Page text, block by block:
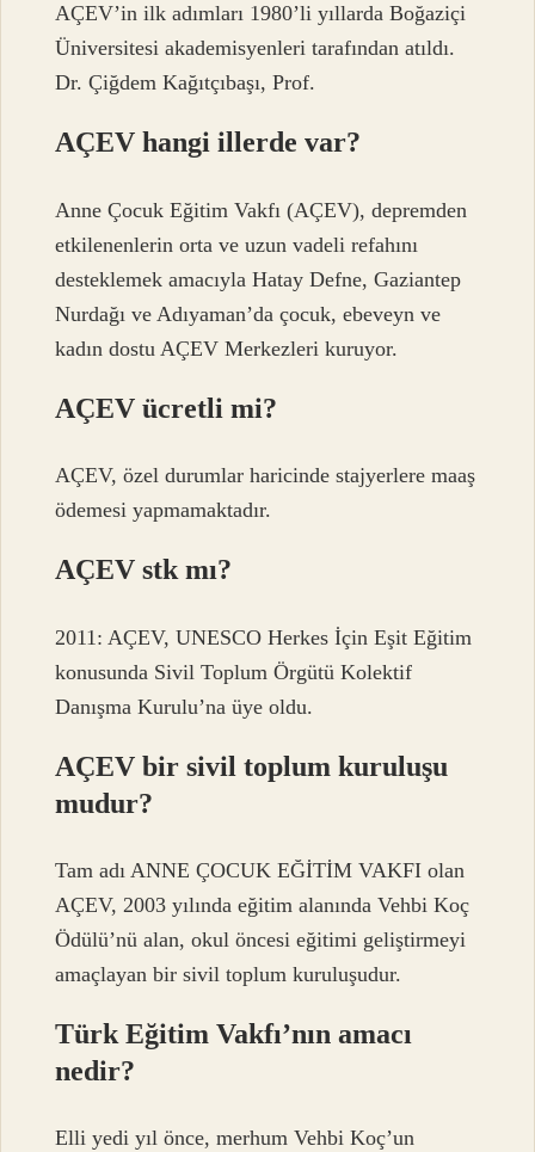
AÇEV’in ilk adımları 1980’li yıllarda Boğaziçi
Üniversitesi akademisyenleri tarafından atıldı.
Dr. Çiğdem Kağıtçıbaşı, Prof.
AÇEV hangi illerde var?
Anne Çocuk Eğitim Vakfı (AÇEV), depremden
etkilenenlerin orta ve uzun vadeli refahını
desteklemek amacıyla Hatay Defne, Gaziantep
Nurdağı ve Adıyaman’da çocuk, ebeveyn ve
kadın dostu AÇEV Merkezleri kuruyor.
AÇEV ücretli mi?
AÇEV, özel durumlar haricinde stajyerlere maaş
ödemesi yapmamaktadır.
AÇEV stk mı?
2011: AÇEV, UNESCO Herkes İçin Eşit Eğitim
konusunda Sivil Toplum Örgütü Kolektif
Danışma Kurulu’na üye oldu.
AÇEV bir sivil toplum kuruluşu
mudur?
Tam adı ANNE ÇOCUK EĞİTİM VAKFI olan
AÇEV, 2003 yılında eğitim alanında Vehbi Koç
Ödülü’nü alan, okul öncesi eğitimi geliştirmeyi
amaçlayan bir sivil toplum kuruluşudur.
Türk Eğitim Vakfı’nın amacı
nedir?
Elli yedi yıl önce, merhum Vehbi Koç’un